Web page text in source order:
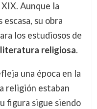
Aunque la
su obra
los estudiosos de
literatura religiosa.
una época en la
religión estaban
figura sigue siendo